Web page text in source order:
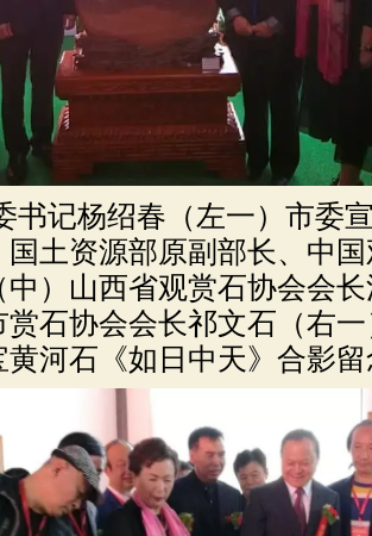
书记杨绍春（左一）市委
土资源部原副部长、中国
中）山西省观赏石协会会
赏石协会会长祁文石 （右
黄河石 《如日中天》合影